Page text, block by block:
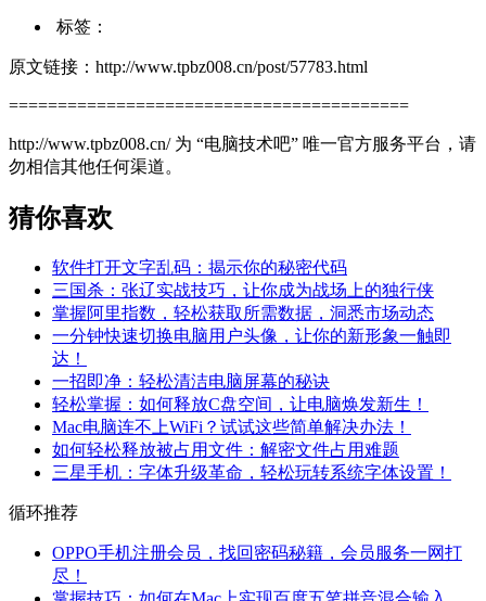
标签：
原文链接：http://www.tpbz008.cn/post/57783.html
=========================================
http://www.tpbz008.cn/ 为 “电脑技术吧” 唯一官方服务平台，请
勿相信其他任何渠道。
猜你喜欢
软件打开文字乱码：揭示你的秘密代码
三国杀：张辽实战技巧，让你成为战场上的独行侠
掌握阿里指数，轻松获取所需数据，洞悉市场动态
一分钟快速切换电脑用户头像，让你的新形象一触即
达！
一招即净：轻松清洁电脑屏幕的秘诀
轻松掌握：如何释放C盘空间，让电脑焕发新生！
Mac电脑连不上WiFi？试试这些简单解决办法！
如何轻松释放被占用文件：解密文件占用难题
三星手机：字体升级革命，轻松玩转系统字体设置！
循环推荐
OPPO手机注册会员，找回密码秘籍，会员服务一网打
尽！